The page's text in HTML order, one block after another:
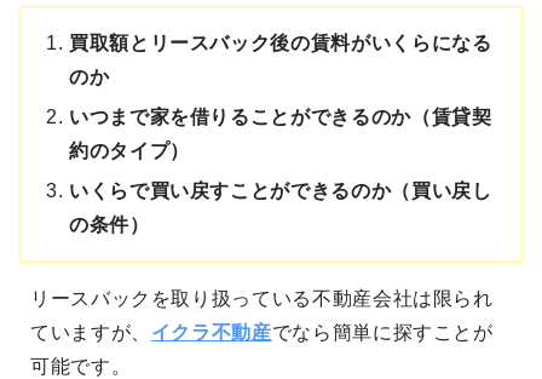
買取額とリースバック後の賃料がいくらになる
のか
いつまで家を借りることができるのか（賃貸契
約のタイプ）
いくらで買い戻すことができるのか（買い戻し
の条件）
リースバックを取り扱っている不動産会社は限られ
ていますが、 イクラ不動産でなら簡単に探すことが
可能です。